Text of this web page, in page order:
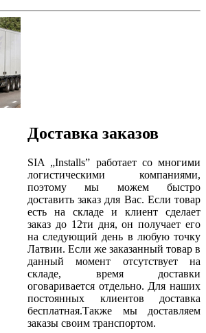
Доставка заказов
SIA „Installs” работает со многими
логистическими компаниями,
поэтому мы можем быстро
доставить заказ для Вас. Если товар
есть на складе и клиент сделает
заказ до 12ти дня, он получает его
на следующий день в любую точку
Латвии. Если же заказанный товар в
данный момент отсутствует на
складе, время доставки
оговаривается отдельно. Для наших
постоянных клиентов доставка
бесплатная.Также мы доставляем
заказы своим транспортом.